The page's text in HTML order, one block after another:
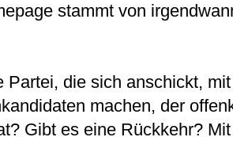
stammt von
die sich anschickt,
machen, der
Gibt es eine Rückkehr?